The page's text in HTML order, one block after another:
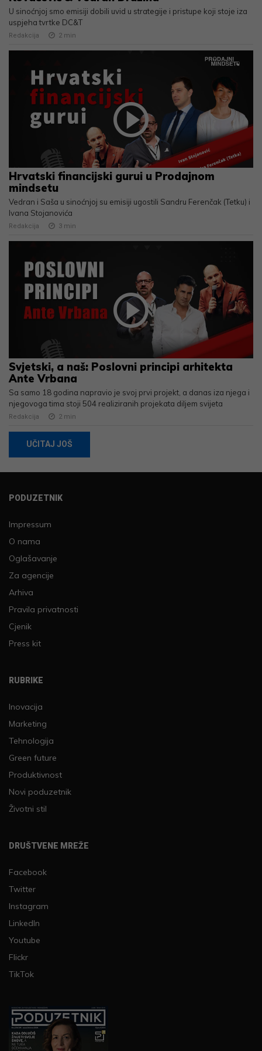
U sinoćnjoj smo emisiji dobili uvid u strategije i pristupe koji stoje iza
uspjeha tvrtke DC&T
Redakcija 2 min
Hrvatski financijski gurui u Prodajnom
mindsetu
Vedran i Saša u sinoćnjoj su emisiji ugostili Sandru Ferenčak (Tetku) i
Ivana Stojanovića
Redakcija 3 min
Svjetski, a naš: Poslovni principi arhitekta
Ante Vrbana
Sa samo 18 godina napravio je svoj prvi projekt, a danas iza njega i
njegovoga tima stoji 504 realiziranih projekata diljem svijeta
Redakcija 2 min
UČITAJ JOŠ
PODUZETNIK
Impressum
O nama
Oglašavanje
Za agencije
Arhiva
Pravila privatnosti
Cjenik
Press kit
RUBRIKE
Inovacija
Marketing
Tehnologija
Green future
Produktivnost
Novi poduzetnik
Životni stil
DRUŠTVENE MREŽE
Facebook
Twitter
Instagram
LinkedIn
Youtube
Flickr
TikTok